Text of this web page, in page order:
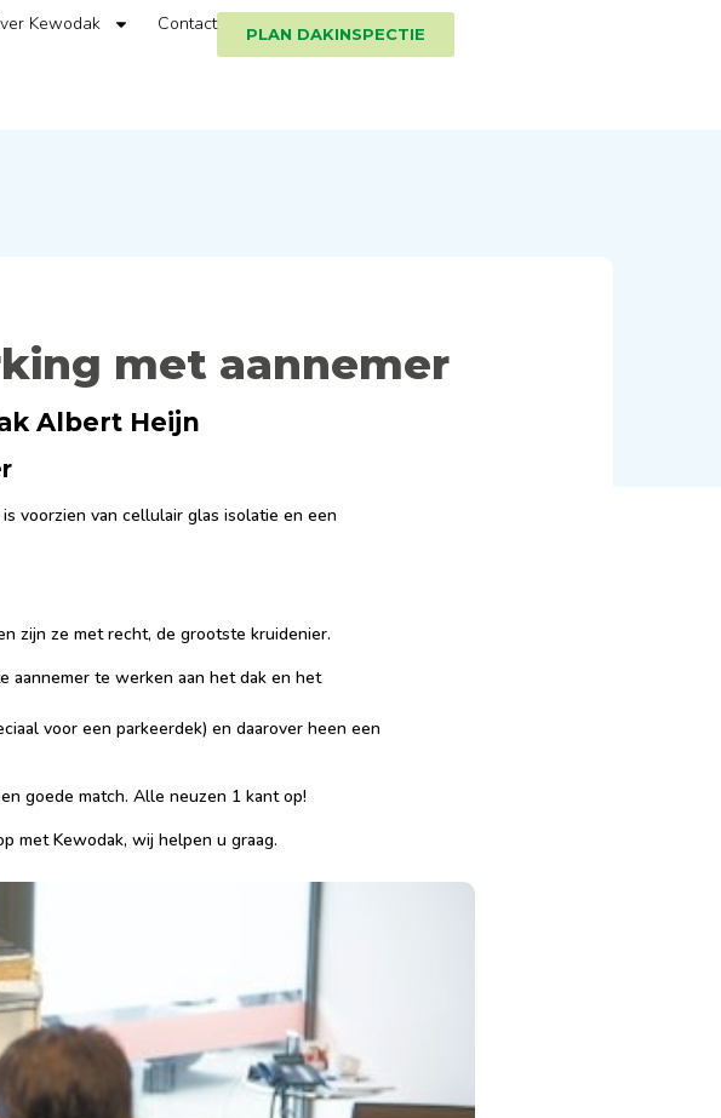
Kewodak Contact PLAN DAKINSPECTIE
met aannemer
Albert Heijn
voorzien van cellulair glas isolatie en een
zijn ze met recht, de grootste kruidenier.
aannemer te werken aan het dak en het
voor een parkeerdek) en daarover heen een
goede match. Alle neuzen 1 kant op!
met Kewodak, wij helpen u graag.